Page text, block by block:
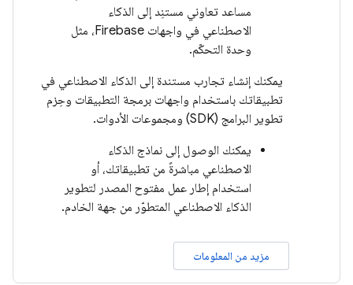
مساعد تعاوني مستنِد إلى الذكاء
الاصطناعي في واجهات Firebase، مثل
وحدة التحكّم.
يمكنك إنشاء تجارب مستندة إلى الذكاء الاصطناعي في
تطبيقاتك باستخدام واجهات برمجة التطبيقات وحِزم
تطوير البرامج (SDK) ومجموعات الأدوات.
يمكنك الوصول إلى نماذج الذكاء
الاصطناعي مباشرةً من تطبيقاتك، أو
استخدام إطار عمل مفتوح المصدر لتطوير
الذكاء الاصطناعي المتطوّر من جهة الخادم.
مزيد من المعلومات